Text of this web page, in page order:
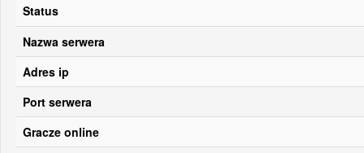
Status
Nazwa serwera
Adres ip
Port serwera
Gracze online